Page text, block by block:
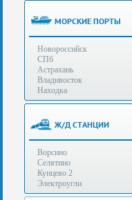
Полезная
информация
Стоимость
услуг
Контакты
Заказать
звонок
Сделать
запрос
МОРСКИЕ ПОРТЫ
Новороссийск
СПб
Астрахань
Владивосток
Находка
Ж/Д СТАНЦИИ
Ворсино
Селятино
Кунцево 2
Электроугли